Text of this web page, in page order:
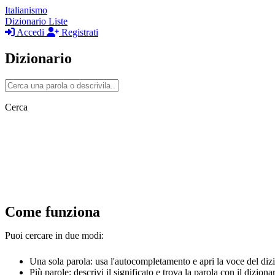
Italianismo
Dizionario Liste
Accedi
Registrati
Dizionario
Cerca
Come funziona
Puoi cercare in due modi:
Una sola parola: usa l'autocompletamento e apri la voce del
Più parole: descrivi il significato e trova la parola con il